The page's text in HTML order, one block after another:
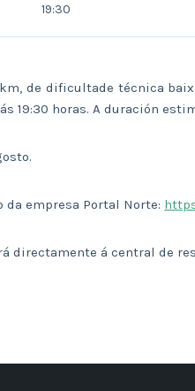
19:30
de dificultade técnica
19:30 horas. A duración
empresa Portal Norte:
directamente á central de